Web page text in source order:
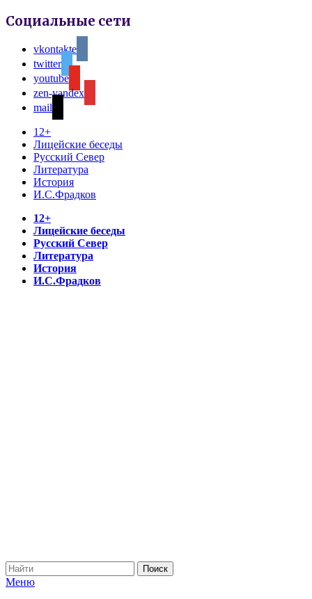
Социальные сети
vkontakte
twitter
youtube
zen-yandex
mail
12+
Лицейские беседы
Русский Север
Литература
История
И.С.Фрадков
12+
Лицейские беседы
Русский Север
Литература
История
И.С.Фрадков
Меню